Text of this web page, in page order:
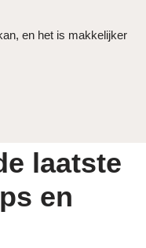
en het is makkelijker
laatste
en